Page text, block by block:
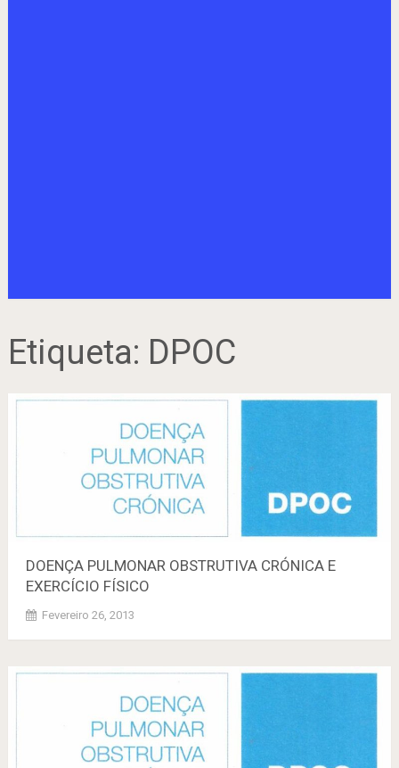
Etiqueta: DPOC
DOENÇA PULMONAR OBSTRUTIVA CRÓNICA E
EXERCÍCIO FÍSICO
Fevereiro 26, 2013